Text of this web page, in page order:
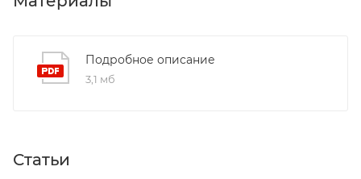
утеплённая подпланка — надёжная герметизация
центральной застёжки
согревания рук или хранения перчаток
Подробное описание
3,1 мб
Статьи